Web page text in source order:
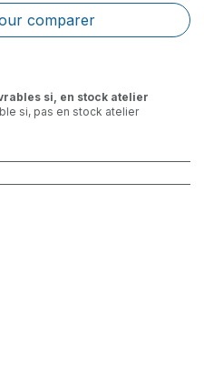
comparer
si, en stock atelier
si, pas en stock atelier